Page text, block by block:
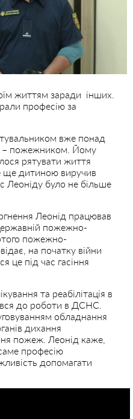
життям заради інших.
професію за
вже понад
– пожежником. Йому
рятувати життя
ще дитиною виручив
Леоніду було не більше
Леонід працював
пожежно-
пожежно-
на початку війни
це під час гасіння
та реабілітація в
до роботи в ДСНС.
обладнання
дихання
пожеж. Леонід каже,
професію
допомагати